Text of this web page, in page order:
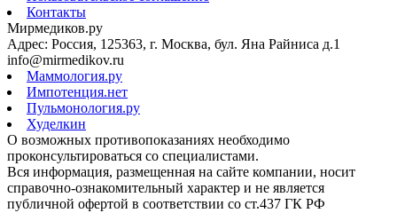
Контакты
Мирмедиков.ру
Адрес: Россия, 125363, г. Москва, бул. Яна Райниса д.1
info@mirmedikov.ru
Маммология.ру
Импотенция.нет
Пульмонология.ру
Худелкин
О возможных противопоказаниях необходимо
проконсультироваться со специалистами.
Вся информация, размещенная на сайте компании, носит
справочно-ознакомительный характер и не является
публичной офертой в соответствии со ст.437 ГК РФ